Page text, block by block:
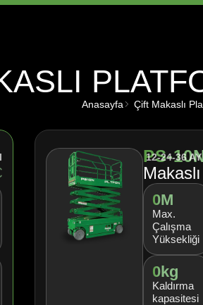
Anasayfa Çift Makaslı
PS-
0M
Max.
Çalışma
Yüksekliği
0kg
Kaldırma
kapasitesi
12-24-36